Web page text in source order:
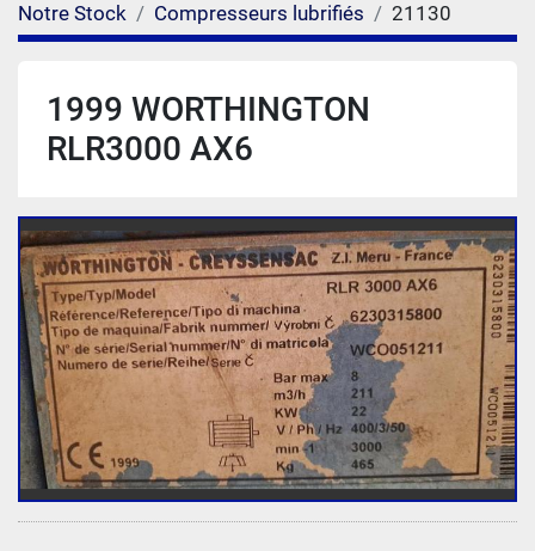
Notre Stock Compresseurs lubrifiés 21130
1999 WORTHINGTON
RLR3000 AX6